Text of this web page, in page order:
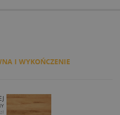
I WYKOŃCZENIE